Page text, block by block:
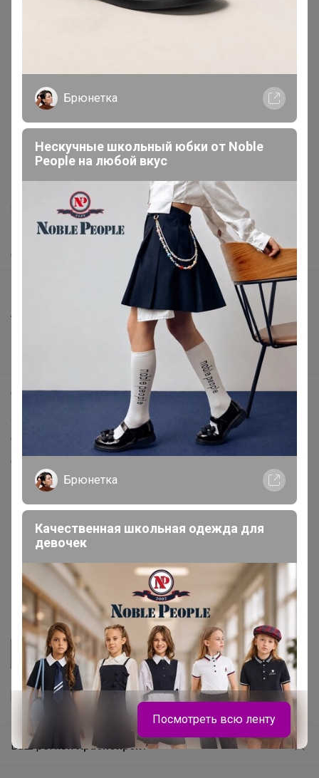
Ваш регионКрасноярск?
Реклама на сайте
Поставщикам
Вакансии
support@24-ok.ru
Защита покупателя
Помощь
О нас
Анонсы
Самое выгодное
Хиты продаж
Самое желанное
Самое быстрое
Начать зарабатывать с 24-ok
Розыгрыш - Генератор случайных чисел
Пульс нашего маркетплейса
Укорачиватель ссылок
Брюнетка
Нескучные школьный юбки от Nоblе
Реoplе на любой вкус
Брюнетка
Качественная школьная одежда для
девочек
Посмотреть всю ленту
Продолжая использовать этот сайт и нажимая кнопку